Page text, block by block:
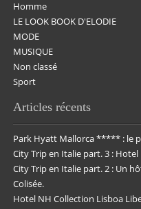
Homme
LE LOOK BOOK D'ELODIE
MODE
MUSIQUE
Non classé
Sport
Articles récents
Park Hyatt Mallorca ***** : le
City Trip en Italie part. 3 :
City Trip en Italie part. 2 : Un
Colisée.
Hotel NH Collection Lisboa